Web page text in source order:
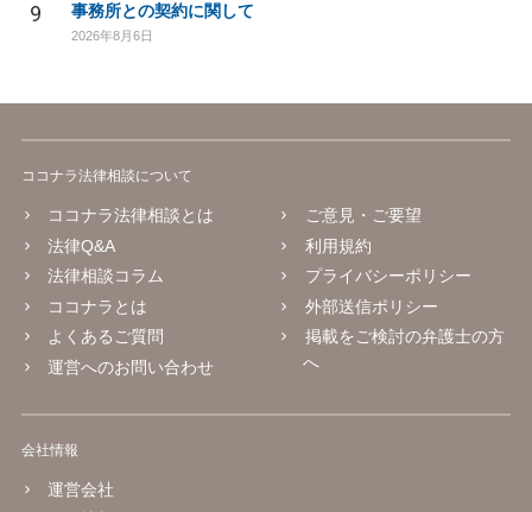
9 事務所との契約に関して
2026年8月6日
ココナラ法律相談について
ココナラ法律相談とは
法律Q&A
法律相談コラム
ココナラとは
よくあるご質問
運営へのお問い合わせ
ご意見・ご要望
利用規約
プライバシーポリシー
外部送信ポリシー
掲載をご検討の弁護士の方
へ
会社情報
運営会社